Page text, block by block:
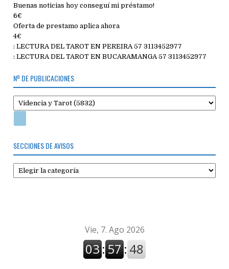
Buenas noticias hoy conseguí mi préstamo!
6€
Oferta de prestamo aplica ahora
4€
: LECTURA DEL TAROT EN PEREIRA 57 3113452977
: LECTURA DEL TAROT EN BUCARAMANGA 57 3113452977
Nº DE PUBLICACIONES
SECCIONES DE AVISOS
Secciones
de